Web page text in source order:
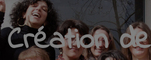
Création de